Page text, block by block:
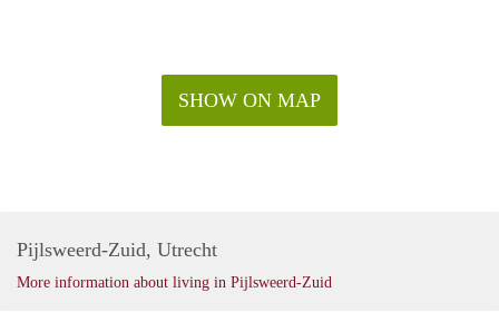
tv, internet en belastingen). Inclusief stoffering en
SHOW ON MAP
Pijlsweerd-Zuid, Utrecht
More information about living in Pijlsweerd-Zuid